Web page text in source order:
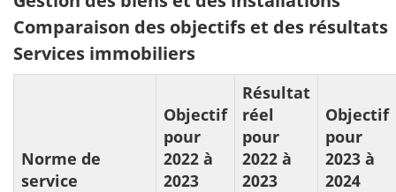
10:
Comparaison des objectifs et des résultats
Services immobiliers
Norme de
service
Objectif
pour
2022 à
2023
Résultat
réel
pour
2022 à
2023
Objectif
pour
2023 à
2024